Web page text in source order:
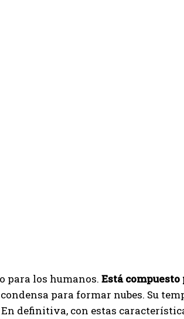
para los humanos. Está compuesto
condensa para formar nubes. Su
definitiva, con estas